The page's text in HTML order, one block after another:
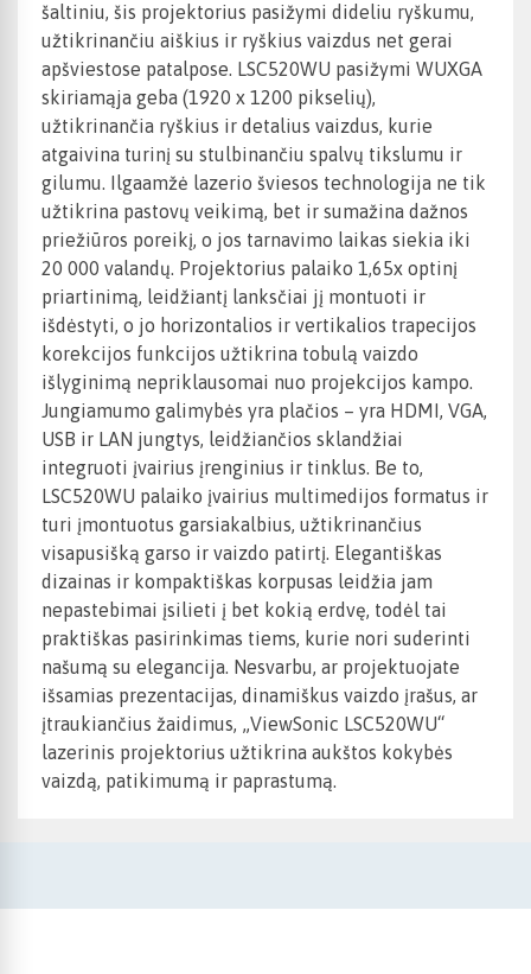
šaltiniu, šis projektorius pasižymi dideliu ryškumu,
užtikrinančiu aiškius ir ryškius vaizdus net gerai
apšviestose patalpose. LSC520WU pasižymi WUXGA
skiriamąja geba (1920 x 1200 pikselių),
užtikrinančia ryškius ir detalius vaizdus, kurie
atgaivina turinį su stulbinančiu spalvų tikslumu ir
gilumu. Ilgaamžė lazerio šviesos technologija ne tik
užtikrina pastovų veikimą, bet ir sumažina dažnos
priežiūros poreikį, o jos tarnavimo laikas siekia iki
20 000 valandų. Projektorius palaiko 1,65x optinį
priartinimą, leidžiantį lanksčiai jį montuoti ir
išdėstyti, o jo horizontalios ir vertikalios trapecijos
korekcijos funkcijos užtikrina tobulą vaizdo
išlyginimą nepriklausomai nuo projekcijos kampo.
Jungiamumo galimybės yra plačios – yra HDMI, VGA,
USB ir LAN jungtys, leidžiančios sklandžiai
integruoti įvairius įrenginius ir tinklus. Be to,
LSC520WU palaiko įvairius multimedijos formatus ir
turi įmontuotus garsiakalbius, užtikrinančius
visapusišką garso ir vaizdo patirtį. Elegantiškas
dizainas ir kompaktiškas korpusas leidžia jam
nepastebimai įsilieti į bet kokią erdvę, todėl tai
praktiškas pasirinkimas tiems, kurie nori suderinti
našumą su elegancija. Nesvarbu, ar projektuojate
išsamias prezentacijas, dinamiškus vaizdo įrašus, ar
įtraukiančius žaidimus, „ViewSonic LSC520WU“
lazerinis projektorius užtikrina aukštos kokybės
vaizdą, patikimumą ir paprastumą.